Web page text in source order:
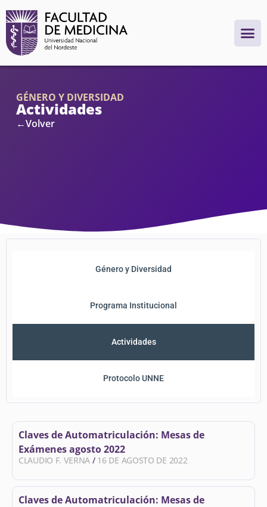
GÉNERO Y DIVERSIDAD
Actividades
←Volver
Género y Diversidad
Programa Institucional
Actividades
Protocolo UNNE
Claves de Automatriculación: Mesas de
Exámenes agosto 2022
CLAUDIO F. VERNA 16 DE AGOSTO DE 2022
Claves de Automatriculación: Mesas de